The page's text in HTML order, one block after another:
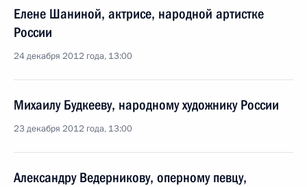
Елене Шаниной, актрисе, народной артистке
России
24 декабря 2012 года, 13:00
Михаилу Будкееву, народному художнику России
23 декабря 2012 года, 13:00
Александру Ведерникову, оперному певцу,